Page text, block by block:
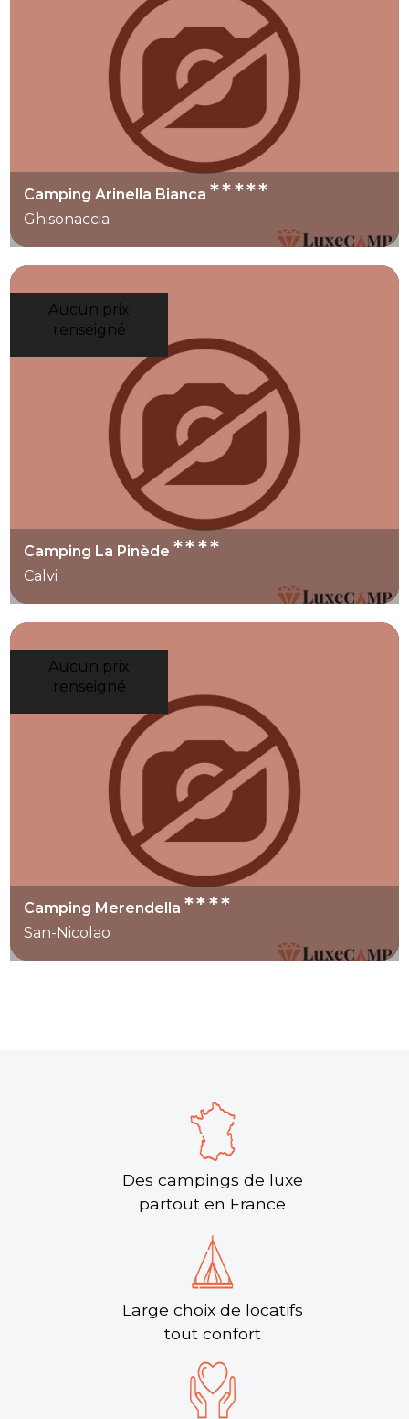
équilibré, regroupez les visites par secteur et
gardez des journées sans trajet.
Camping Arinella Bianca*****
Ghisonaccia
Aucun prix
renseigné
Camping La Pinède****
Calvi
Aucun prix
renseigné
Camping Merendella****
San-Nicolao
Des campings de luxe
partout en France
Large choix de locatifs
tout confort